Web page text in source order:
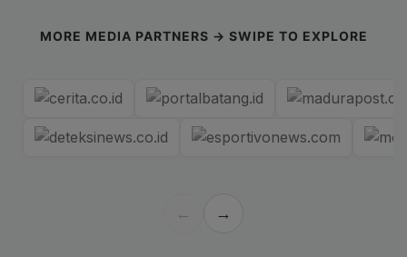
MORE MEDIA PARTNERS → SWIPE TO EXPLORE
← →